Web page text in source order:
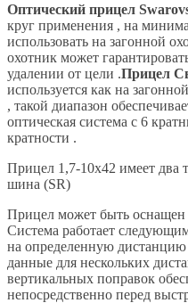
Оптический прицел
круг применения , на
использовать на загонной
охотник может
удалении от цели .Прицел
используется как на
, такой диапазон
оптическая система с 6
кратности .
Прицел 1,7-10х42 имеет два
шина (SR)
Прицел может быть
Система работает
на определенную
данные для нескольких
вертикальных поправок
непосредственно перед